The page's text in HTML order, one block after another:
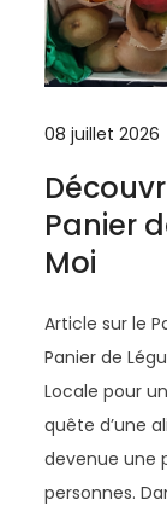
08 juillet 2026
Panier
Moi
Article sur le
Panier de
Locale pour
quête d’une
devenue une
personnes.